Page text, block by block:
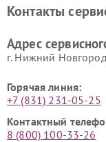
Контакты
Адрес
г. Нижний
Горячая линия:
+7 (831) 231-05-25
Контактный
8 (800) 100-33-26